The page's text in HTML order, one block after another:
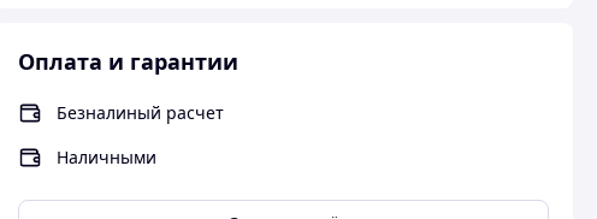
Оплата и гарантии
Безналиный расчет
Наличными